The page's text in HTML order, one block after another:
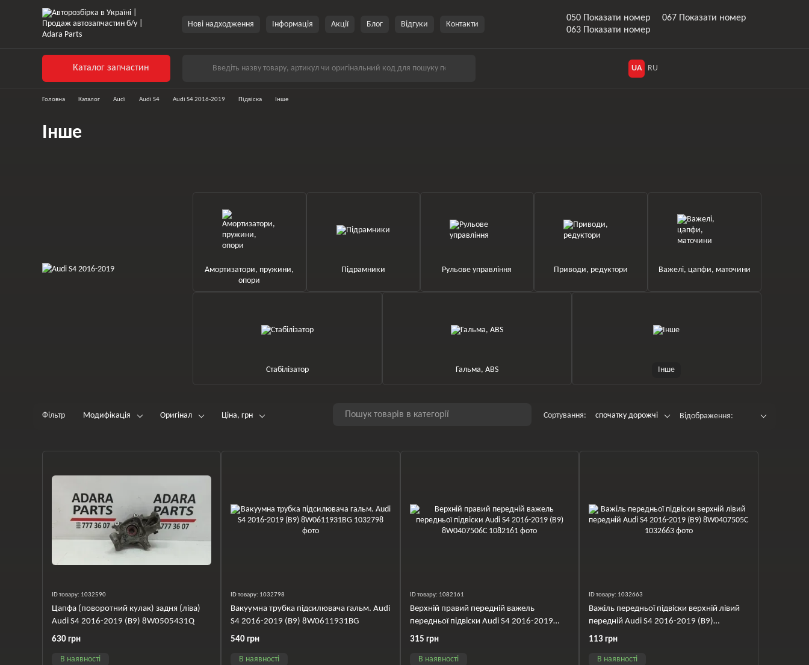
Перейти до основного контенту
Нові надходження
Інформація Акції Блог Відгуки Контакти
050 Показати номер
067 Показати номер
063 Показати номер
Каталог запчастин UA RU
Головна Каталог Audi Audi S4 Audi S4 2016-2019 Підвіска Інше
Інше
Амортизатори, пружини,
опори
Підрамники Рульове управління Приводи, редуктори Важелі, цапфи, маточини
Стабілізатор Гальма, ABS Інше
Фільтр Модифікація Оригінал Ціна, грн Сортування: спочатку дорожчі Відображення:
ID товару: 1032590
Цапфа (поворотний кулак) задня (ліва)
Audi S4 2016-2019 (B9) 8W0505431Q
630 грн
В наявності
ID товару: 1032798
Вакуумна трубка підсилювача гальм. Audi
S4 2016-2019 (B9) 8W0611931BG
540 грн
В наявності
ID товару: 1082161
Верхній правий передній важель
передньої підвіски Audi S4 2016-2019
(B9) 8W0407506C
315 грн
В наявності
ID товару: 1032663
Важіль передньої підвіски верхній лівий
передній Audi S4 2016-2019 (B9)
8W0407505C
113 грн
В наявності